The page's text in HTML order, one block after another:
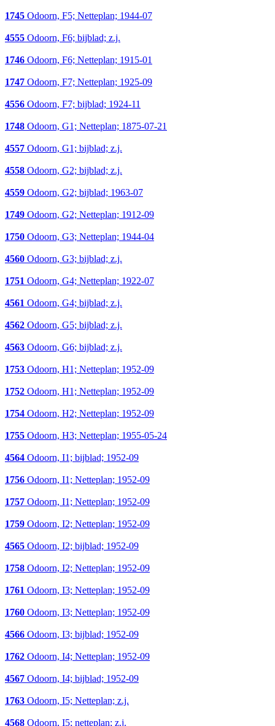
1745 Odoorn, F5; Netteplan; 1944-07
4555 Odoorn, F6; bijblad; z.j.
1746 Odoorn, F6; Netteplan; 1915-01
1747 Odoorn, F7; Netteplan; 1925-09
4556 Odoorn, F7; bijblad; 1924-11
1748 Odoorn, G1; Netteplan; 1875-07-21
4557 Odoorn, G1; bijblad; z.j.
4558 Odoorn, G2; bijblad; z.j.
4559 Odoorn, G2; bijblad; 1963-07
1749 Odoorn, G2; Netteplan; 1912-09
1750 Odoorn, G3; Netteplan; 1944-04
4560 Odoorn, G3; bijblad; z.j.
1751 Odoorn, G4; Netteplan; 1922-07
4561 Odoorn, G4; bijblad; z.j.
4562 Odoorn, G5; bijblad; z.j.
4563 Odoorn, G6; bijblad; z.j.
1753 Odoorn, H1; Netteplan; 1952-09
1752 Odoorn, H1; Netteplan; 1952-09
1754 Odoorn, H2; Netteplan; 1952-09
1755 Odoorn, H3; Netteplan; 1955-05-24
4564 Odoorn, I1; bijblad; 1952-09
1756 Odoorn, I1; Netteplan; 1952-09
1757 Odoorn, I1; Netteplan; 1952-09
1759 Odoorn, I2; Netteplan; 1952-09
4565 Odoorn, I2; bijblad; 1952-09
1758 Odoorn, I2; Netteplan; 1952-09
1761 Odoorn, I3; Netteplan; 1952-09
1760 Odoorn, I3; Netteplan; 1952-09
4566 Odoorn, I3; bijblad; 1952-09
1762 Odoorn, I4; Netteplan; 1952-09
4567 Odoorn, I4; bijblad; 1952-09
1763 Odoorn, I5; Netteplan; z.j.
4568 Odoorn, I5; netteplan; z.j.